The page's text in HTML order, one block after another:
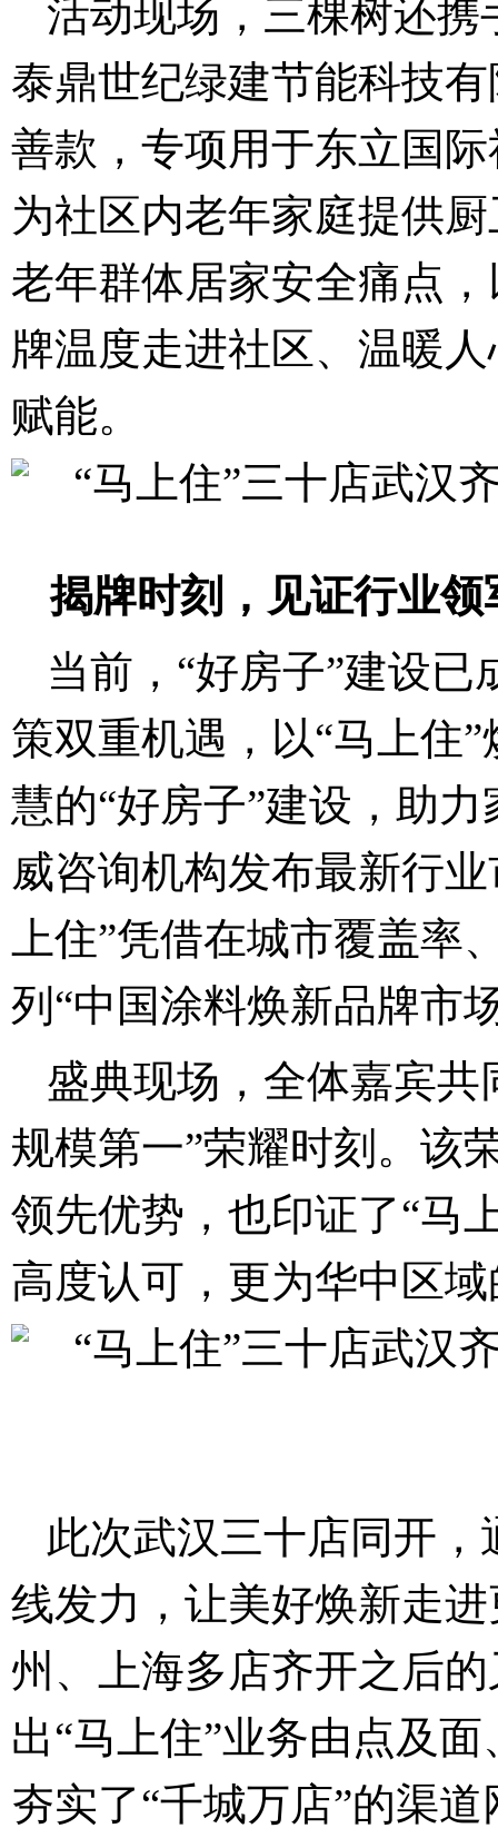
活动现场，三棵树还
泰鼎世纪绿建节能科技
善款，专项用于东立国
为社区内老年家庭提供
老年群体居家安全痛点
牌温度走进社区、温暖
赋能。
揭牌时刻，见证行业领
当前，“好房子”建设
策双重机遇，以“马上住
慧的“好房子”建设，助
威咨询机构发布最新行
上住”凭借在城市覆盖
列“中国涂料焕新品牌市
盛典现场，全体嘉宾
规模第一”荣耀时刻。该
领先优势，也印证了“马
高度认可，更为华中区
此次武汉三十店同开
线发力，让美好焕新走
州、上海多店齐开之后
出“马上住”业务由点及
夯实了“千城万店”的渠